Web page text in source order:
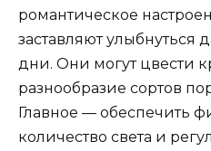
романтическое
заставляют улыбнуться
дни. Они могут цвести
разнообразие сортов
Главное — обеспечить
количество света и